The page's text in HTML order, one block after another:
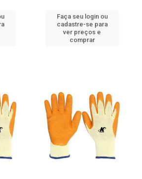
Faça seu login ou
cadastre-se para
ver preços e
comprar